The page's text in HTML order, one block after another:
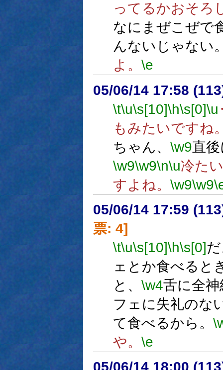
ってるかおそろ
なにまぜこぜで
んないじゃない
よ。 \e
05/06/14 17:58
\t\u\s[10]\h\s[0]\u
もみたいですね
ちゃん、 \w9直
\w9\w9\n\u冷た
すよね。 \w9\w9
05/06/14 17:59
票: 4]
\t\u\s[10]\h\s[0]
ェとか食べると
と、 \w4舌に全
フェに失礼のな
て食べるから。
や。 \e
05/06/14 18:00